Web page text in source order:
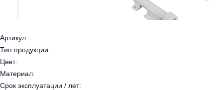
Артикул:
Тип продукции:
Цвет:
Материал:
Срок эксплуатации / лет: